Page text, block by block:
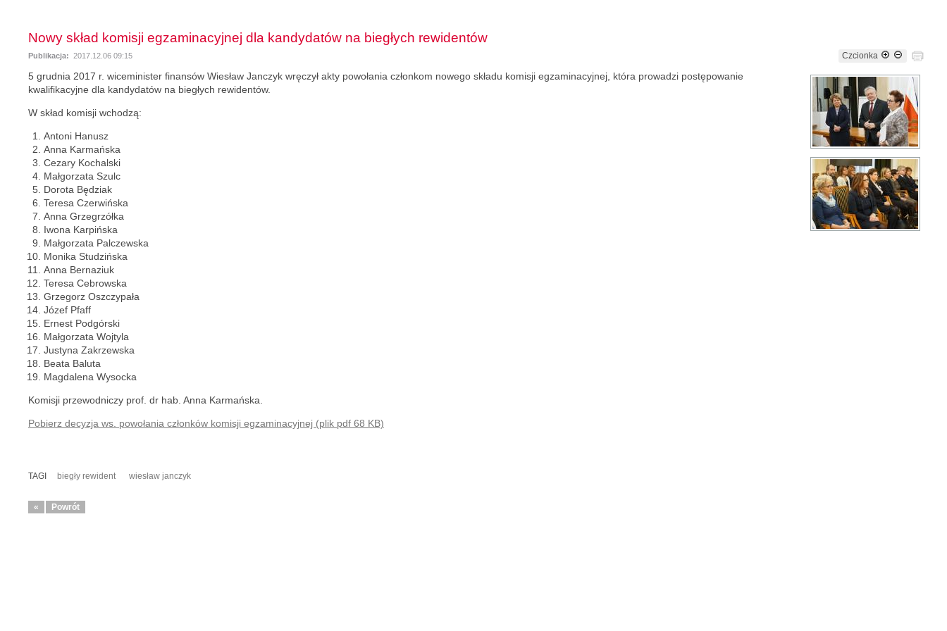
Nowy skład komisji egzaminacyjnej dla kandydatów na biegłych rewidentów
Publikacja: 2017.12.06 09:15 Czcionka
5 grudnia 2017 r. wiceminister finansów Wiesław Janczyk wręczył akty powołania członkom nowego składu komisji egzaminacyjnej, która prowadzi postępowanie
kwalifikacyjne dla kandydatów na biegłych rewidentów.
W skład komisji wchodzą:
Antoni Hanusz
Anna Karmańska
Cezary Kochalski
Małgorzata Szulc
Dorota Będziak
Teresa Czerwińska
Anna Grzegrzółka
Iwona Karpińska
Małgorzata Palczewska
Monika Studzińska
Anna Bernaziuk
Teresa Cebrowska
Grzegorz Oszczypała
Józef Pfaff
Ernest Podgórski
Małgorzata Wojtyla
Justyna Zakrzewska
Beata Baluta
Magdalena Wysocka
Komisji przewodniczy prof. dr hab. Anna Karmańska.
Pobierz decyzja ws. powołania członków komisji egzaminacyjnej (plik pdf 68 KB)
TAGI biegły rewident wiesław janczyk
« Powrót